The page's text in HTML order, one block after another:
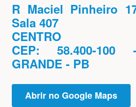
R Maciel Pinheiro
Sala 407
CENTRO
CEP: 58.400-100
GRANDE - PB
Abrir no Google Maps